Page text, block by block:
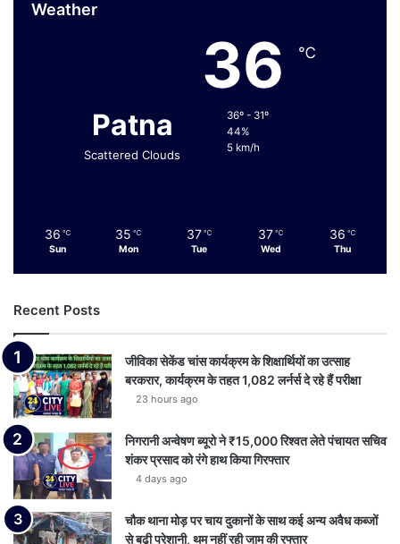
Weather
Patna
Scattered Clouds
36 ℃
36º - 31º
44%
5 km/h
36 ℃
Sun
35 ℃
Mon
37 ℃
Tue
37 ℃
Wed
36 ℃
Thu
Recent Posts
जीविका सेकेंड चांस कार्यक्रम के शिक्षार्थियों का उत्साह
बरकरार, कार्यक्रम के तहत 1,082 लर्नर्स दे रहे हैं परीक्षा
23 hours ago
निगरानी अन्वेषण ब्यूरो ने ₹15,000 रिश्वत लेते पंचायत सचिव
शंकर प्रसाद को रंगे हाथ किया गिरफ्तार
4 days ago
चौक थाना मोड़ पर चाय दुकानों के साथ कई अन्य अवैध कब्जों
से बढ़ी परेशानी, थम नहीं रही जाम की रफ्तार